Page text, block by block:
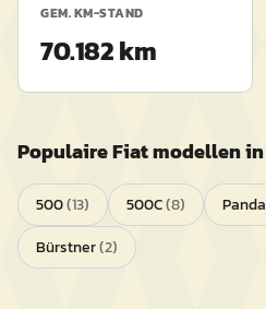
GEM. KM-STAND
70.182 km
PopulaireFiatmodellen in
500(13) 500C(8) Panda
Bürstner(2)